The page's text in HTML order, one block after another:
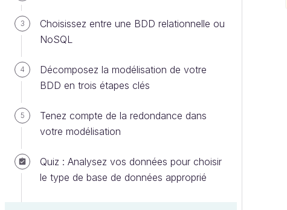
3
Choisissez entre une BDD relationnelle ou
NoSQL
4
Décomposez la modélisation de votre
BDD en trois étapes clés
5
Tenez compte de la redondance dans
votre modélisation
Quiz : Analysez vos données pour choisir
le type de base de données approprié